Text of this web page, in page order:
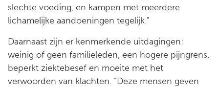
slechte voeding, en kampen met meerdere
lichamelijke aandoeningen tegelijk."
Daarnaast zijn er kenmerkende uitdagingen:
weinig of geen familieleden, een hogere pijngrens,
beperkt ziektebesef en moeite met het
verwoorden van klachten. "Deze mensen geven